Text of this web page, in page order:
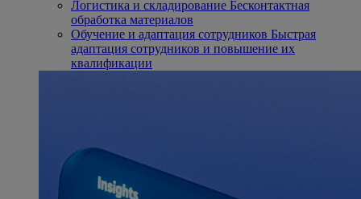
Логистика и складирование Бесконтактная
обработка материалов
Обучение и адаптация сотрудников Быстрая
адаптация сотрудников и повышение их
квалификации